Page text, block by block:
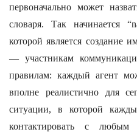
первоначально может
словаря. Так начинается
которой является создание
— участникам
правилам: каждый агент
вполне реалистично для
ситуации, в которой
контактировать с